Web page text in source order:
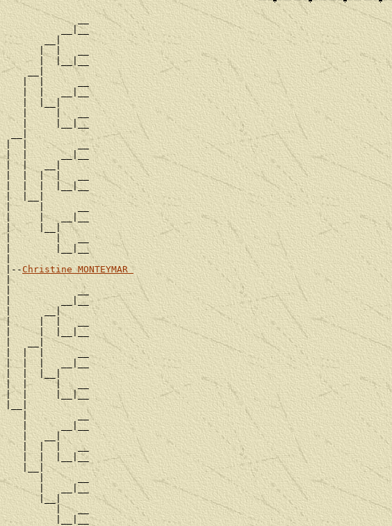
             __
          __|__
       __|
      |  |   __
      |  |__|__
    __|
   |  |      __
   |  |   __|__
   |  |__|
   |     |   __
   |     |__|__
|  |         __
|  |      __|__
|  |   __|
|  |  |  |   __
|  |  |  |__|__
|  |__|
|     |      __
|     |   __|__
|     |__|
|        |   __
|        |__|__
|-- Christine MONTEYMAR
|
|            __
|         __|__
|      __|
|     |  |   __
|     |  |__|__
|   __|
|  |  |      __
|  |  |   __|__
|  |  |__|
|  |     |   __
|  |     |__|__
|__|
   |         __
   |      __|__
   |   __|
   |  |  |   __
   |  |  |__|__
   |__|
      |      __
      |   __|__
      |__|
         |   __